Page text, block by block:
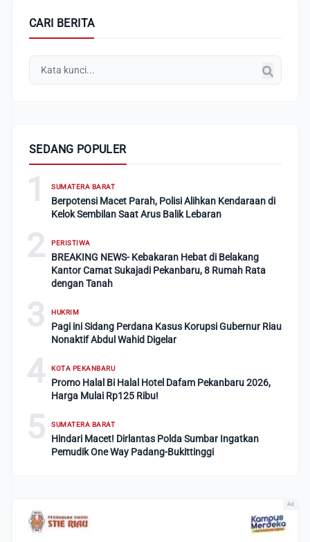
CARI BERITA
SEDANG POPULER
1 SUMATERA BARAT
Berpotensi Macet Parah, Polisi Alihkan Kendaraan di
Kelok Sembilan Saat Arus Balik Lebaran
2 PERISTIWA
BREAKING NEWS- Kebakaran Hebat di Belakang
Kantor Camat Sukajadi Pekanbaru, 8 Rumah Rata
dengan Tanah
3 HUKRIM
Pagi ini Sidang Perdana Kasus Korupsi Gubernur Riau
Nonaktif Abdul Wahid Digelar
4 KOTA PEKANBARU
Promo Halal Bi Halal Hotel Dafam Pekanbaru 2026,
Harga Mulai Rp125 Ribu!
5 SUMATERA BARAT
Hindari Macet! Dirlantas Polda Sumbar Ingatkan
Pemudik One Way Padang-Bukittinggi
Ad